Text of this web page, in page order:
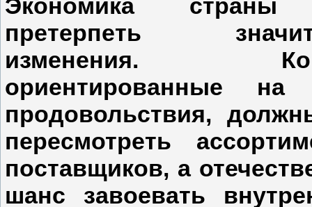
Экономика страны
претерпеть
изменения.
ориентированные на
продовольствия,
пересмотреть
поставщиков, а
шанс завоевать